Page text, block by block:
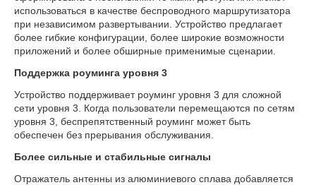
использоваться в качестве беспроводного маршрутизатора
при независимом развертывании. Устройство предлагает
более гибкие конфигурации, более широкие возможности
приложений и более обширные применимые сценарии.
Поддержка роуминга уровня 3
Устройство поддерживает роуминг уровня 3 для сложной
сети уровня 3. Когда пользователи перемещаются по сетям
уровня 3, беспрепятственный роуминг может быть
обеспечен без прерывания обслуживания.
Более сильные и стабильные сигналы
Отражатель антенны из алюминиевого сплава добавляется